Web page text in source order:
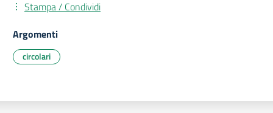
Stampa / Condividi
Argomenti
circolari